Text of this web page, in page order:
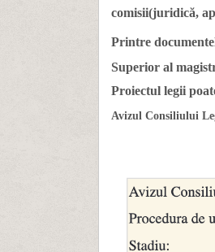
comisii(juridică,
Printre
Superior al
Proiectul legii
Avizul Consiliului